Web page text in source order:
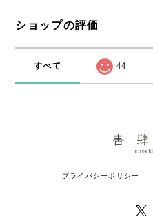
ショップの評価
すべて 44
プライバシーポリシー